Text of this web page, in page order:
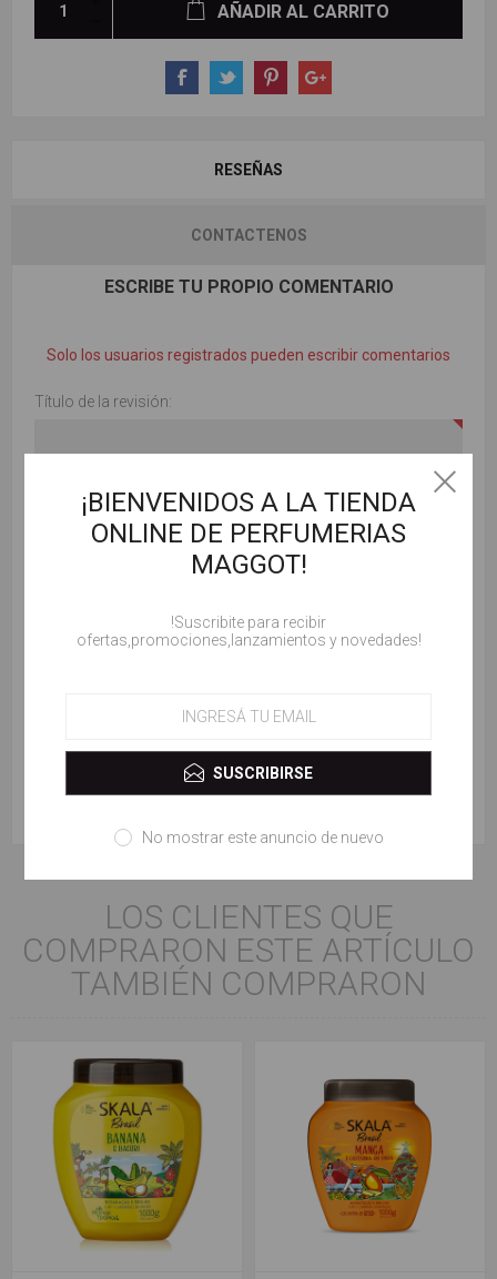
AÑADIR AL CARRITO
RESEÑAS
CONTACTENOS
ESCRIBE TU PROPIO COMENTARIO
Solo los usuarios registrados pueden escribir comentarios
Título de la revisión:
Revisar texto:
ENVIAR COMENTARIO
LOS CLIENTES QUE
COMPRARON ESTE ARTÍCULO
TAMBIÉN COMPRARON
¡BIENVENIDOS A LA TIENDA
ONLINE DE PERFUMERIAS
MAGGOT!
!Suscribite para recibir
ofertas,promociones,lanzamientos y novedades!
SUSCRIBIRSE
No mostrar este anuncio de nuevo